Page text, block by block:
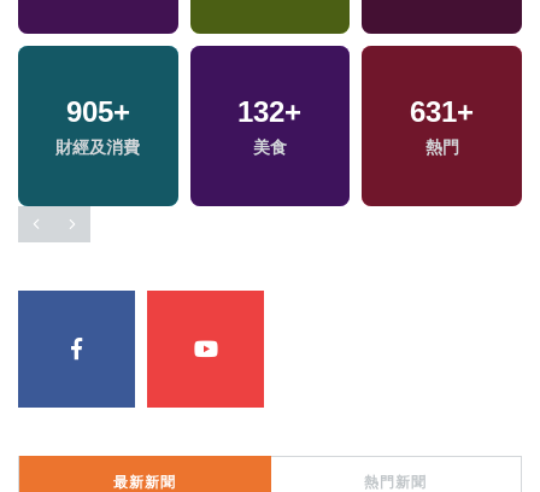
905+
財經及消費
132+
美食
631+
熱門
最新新聞 熱門新聞